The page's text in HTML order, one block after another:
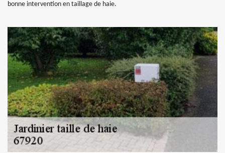
bonne intervention en taillage de haie.